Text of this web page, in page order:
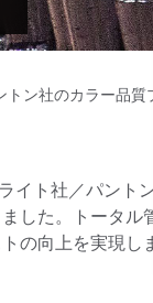
品の測色
イフサイエンス
紙業
築基材
ン社のカラー品質
イト社／パント
した。トータル
の向上を実現し